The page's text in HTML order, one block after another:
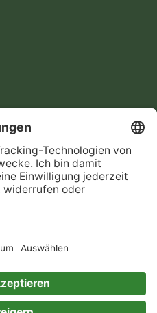
Buch